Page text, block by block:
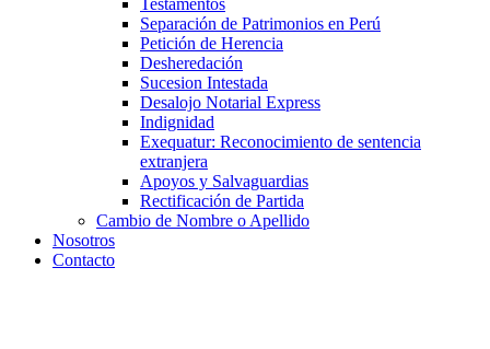
Testamentos
Separación de Patrimonios en Perú
Petición de Herencia
Desheredación
Sucesion Intestada
Desalojo Notarial Express
Indignidad
Exequatur: Reconocimiento de sentencia
extranjera
Apoyos y Salvaguardias
Rectificación de Partida
Cambio de Nombre o Apellido
Nosotros
Contacto